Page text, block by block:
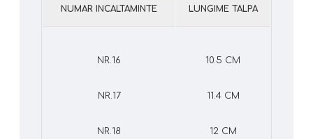
NUMAR INCALTAMINTE LUNGIME TALPA
NR.16 10.5 CM
NR.17 11.4 CM
NR.18 12 CM